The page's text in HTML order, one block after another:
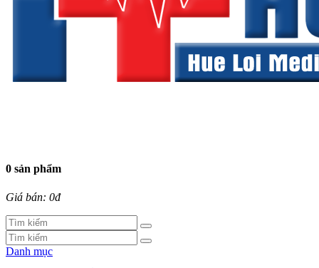
0 sản phẩm
Giá bán: 0đ
Danh mục